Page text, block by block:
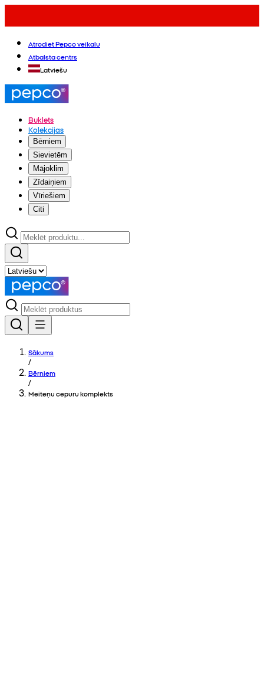
Atrodiet Pepco veikalu
Atbalsta centrs
Latviešu
Buklets
Kolekcijas
Bērniem
Sievietēm
Mājoklim
Zīdaiņiem
Vīriešiem
Citi
Sākums
/
Bērniem
/
Meiteņu cepuru komplekts